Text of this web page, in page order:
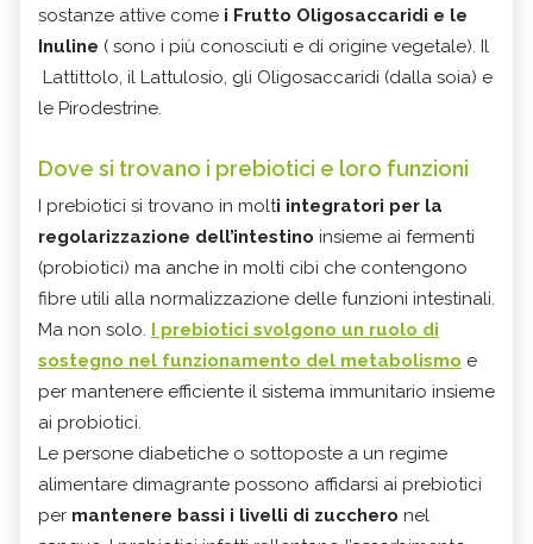
sostanze attive come i Frutto Oligosaccaridi e le
Inuline ( sono i più conosciuti e di origine vegetale). Il
Lattittolo, il Lattulosio, gli Oligosaccaridi (dalla soia) e
le Pirodestrine.
Dove si trovano i prebiotici e loro funzioni
I prebiotici si trovano in molti integratori per la
regolarizzazione dell’intestino insieme ai fermenti
(probiotici) ma anche in molti cibi che contengono
fibre utili alla normalizzazione delle funzioni intestinali.
Ma non solo. I prebiotici svolgono un ruolo di
sostegno nel funzionamento del metabolismo e
per mantenere efficiente il sistema immunitario insieme
ai probiotici.
Le persone diabetiche o sottoposte a un regime
alimentare dimagrante possono affidarsi ai prebiotici
per mantenere bassi i livelli di zucchero nel